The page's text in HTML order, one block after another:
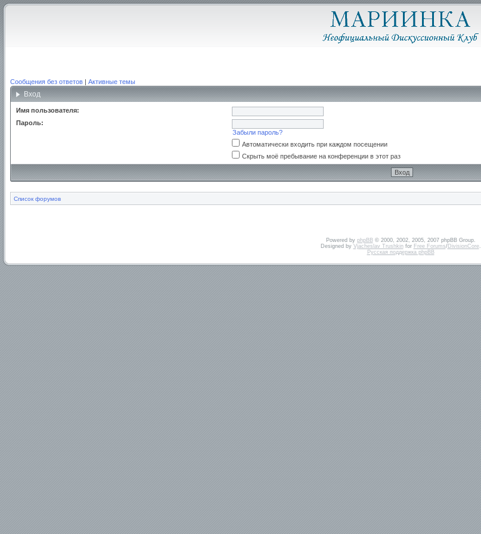
Сообщения без ответов | Активные темы
Вход
Имя пользователя:
Пароль:
Забыли пароль?
Автоматически входить при каждом посещении
Скрыть моё пребывание на конференции в этот раз
Список форумов
Powered by phpBB© 2000, 2002, 2005, 2007 phpBB Group.
Designed by Vjacheslav Trushkinfor Free Forums/DivisionCore.
Русская поддержка phpBB